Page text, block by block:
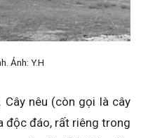
Ảnh: Y.H
Cây nêu (còn gọi là cây
độc đáo, rất riêng trong